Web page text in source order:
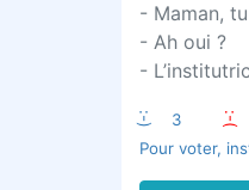
- Maman,
- Ah oui ?
-
:-) 3 :-(
Pour voter,